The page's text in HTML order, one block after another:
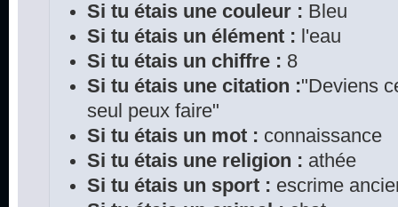
Si tu étais une couleur : Bleu
Si tu étais un élément : l'eau
Si tu étais un chiffre : 8
Si tu étais une citation :"Deviens
seul peux faire"
Si tu étais un mot : connaissance
Si tu étais une religion : athée
Si tu étais un sport : escrime